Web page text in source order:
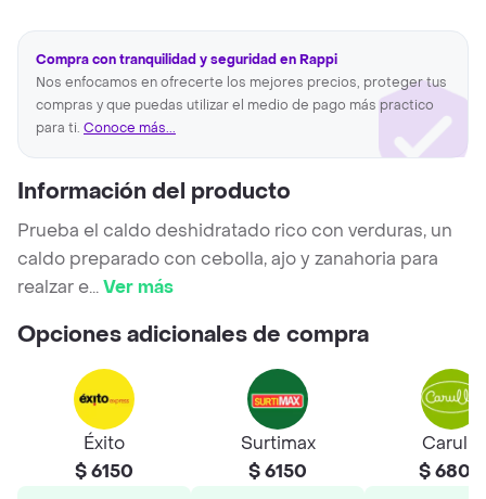
Compra con tranquilidad y seguridad en Rappi
Nos enfocamos en ofrecerte los mejores precios, proteger tus
compras y que puedas utilizar el medio de pago más practico
para ti. Conoce más...
Información del producto
Prueba el caldo deshidratado rico con verduras, un
caldo preparado con cebolla, ajo y zanahoria para
realzar e...Ver más
Opciones adicionales de compra
Éxito
$ 6150
Surtimax
$ 6150
Carulla
$ 6800